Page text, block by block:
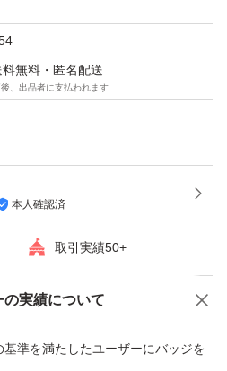
場合は、事前に以前のMacから
してください
利用できない場合があります
ートいたしますので、初心者の
送いたします（POSAカードを
金は対応しておりません
無料・匿名配送
、出品者に支払われます
本人確認済
取引実績50+
の実績について
準を満たしたユーザーにバッジを
商品への質問